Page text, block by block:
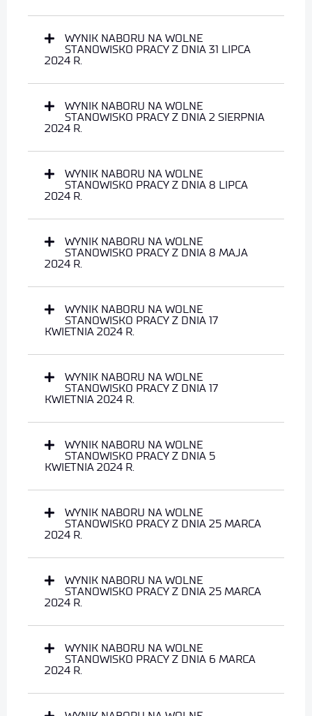
WYNIK NABORU NA WOLNE
STANOWISKO PRACY Z DNIA 31 LIPCA
2024 R.
WYNIK NABORU NA WOLNE
STANOWISKO PRACY Z DNIA 2 SIERPNIA
2024 R.
WYNIK NABORU NA WOLNE
STANOWISKO PRACY Z DNIA 8 LIPCA
2024 R.
WYNIK NABORU NA WOLNE
STANOWISKO PRACY Z DNIA 8 MAJA
2024 R.
WYNIK NABORU NA WOLNE
STANOWISKO PRACY Z DNIA 17
KWIETNIA 2024 R.
WYNIK NABORU NA WOLNE
STANOWISKO PRACY Z DNIA 17
KWIETNIA 2024 R.
WYNIK NABORU NA WOLNE
STANOWISKO PRACY Z DNIA 5
KWIETNIA 2024 R.
WYNIK NABORU NA WOLNE
STANOWISKO PRACY Z DNIA 25 MARCA
2024 R.
WYNIK NABORU NA WOLNE
STANOWISKO PRACY Z DNIA 25 MARCA
2024 R.
WYNIK NABORU NA WOLNE
STANOWISKO PRACY Z DNIA 6 MARCA
2024 R.